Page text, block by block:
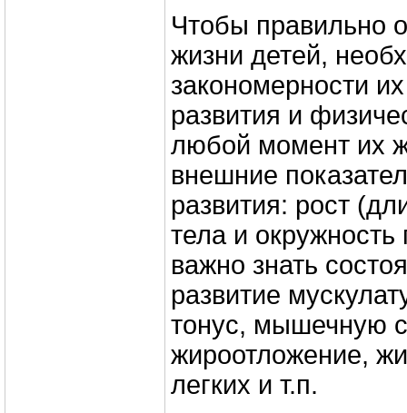
Чтобы правильно
жизни детей,
закономерности
развития и
любой момент их
внешние
развития: рост
тела и
важно знать
развитие
тонус, мышечную
жироотложение,
легких и т.п.